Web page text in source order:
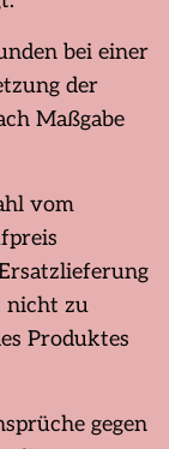
bei einer
der
Maßgabe
vom
nicht zu
Produktes
gegen